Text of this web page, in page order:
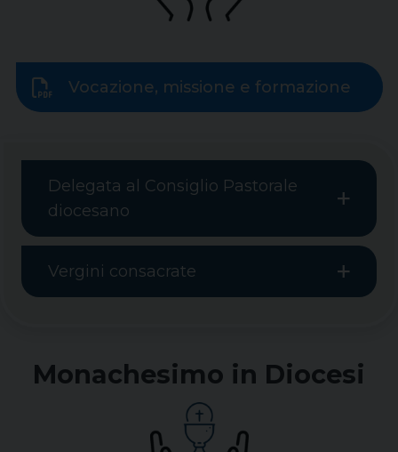
Vocazione, missione e formazione
Delegata al Consiglio Pastorale
diocesano
Vergini consacrate
Monachesimo in Diocesi